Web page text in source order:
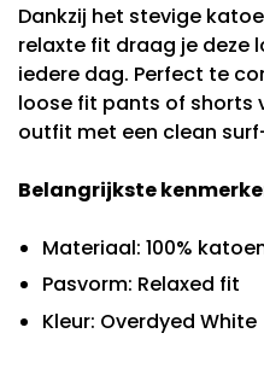
Dankzij het stevige
relaxte fit draag je deze
iedere dag. Perfect te
loose fit pants of shorts
outfit met een clean
Belangrijkste
Materiaal: 100%
Pasvorm: Relaxed fit
Kleur: Overdyed White